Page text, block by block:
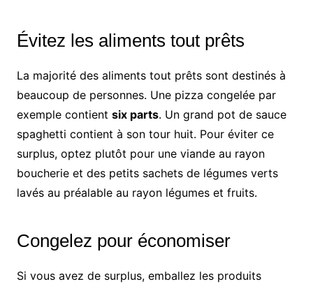
Évitez les aliments tout prêts
La majorité des aliments tout prêts sont destinés à
beaucoup de personnes. Une pizza congelée par
exemple contient six parts. Un grand pot de sauce
spaghetti contient à son tour huit. Pour éviter ce
surplus, optez plutôt pour une viande au rayon
boucherie et des petits sachets de légumes verts
lavés au préalable au rayon légumes et fruits.
Congelez pour économiser
Si vous avez de surplus, emballez les produits